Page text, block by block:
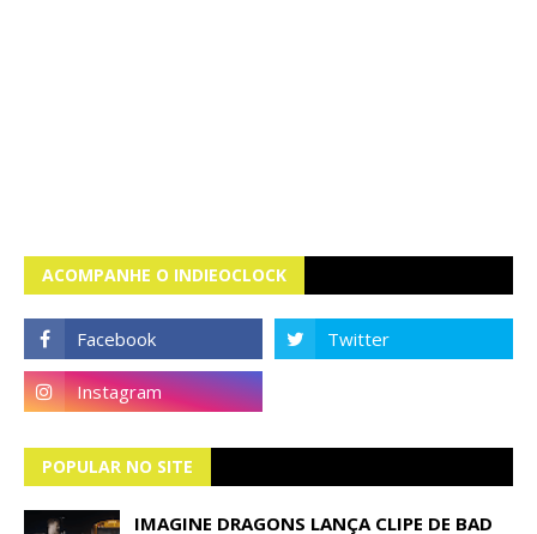
ACOMPANHE O INDIEOCLOCK
POPULAR NO SITE
IMAGINE DRAGONS LANÇA CLIPE DE BAD